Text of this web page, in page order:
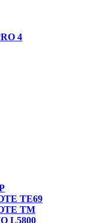
4
TE69
TM
L5800